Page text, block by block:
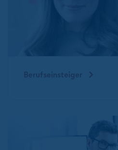
Berufseinsteiger